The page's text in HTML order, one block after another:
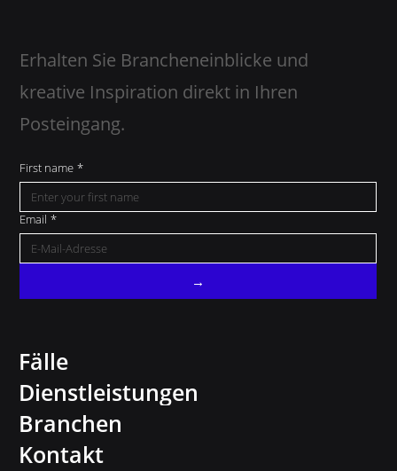
Fälle
Dienstleistungen
Branchen
Kontakt
Erhalten Sie Brancheneinblicke und
kreative Inspiration direkt in Ihren
Posteingang.
First name *
Email *
→